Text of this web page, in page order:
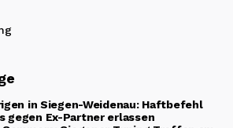
in Siegen-Weidenau: Haftbefehl
gegen Ex-Partner erlassen